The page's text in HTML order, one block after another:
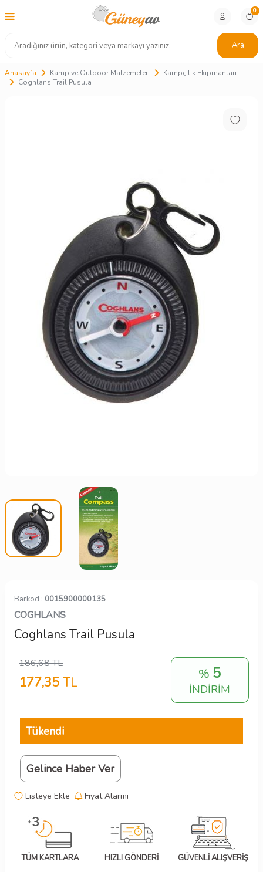
Ara
0
Anasayfa Kamp ve Outdoor Malzemeleri
Kampçılık Ekipmanları
Coghlans Trail Pusula
Barkod : 0015900000135
COGHLANS
Coghlans Trail Pusula
186,68TL
177,35 TL % 5
İNDİRİM
Tükendi
Gelince Haber Ver
Listeye Ekle Fiyat Alarmı
TÜM KARTLARA
HIZLI GÖNDERİ
GÜVENLİ ALIŞVERİŞ